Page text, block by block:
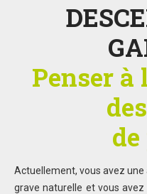
Penser à
Actuellement, vous avez
grave naturelle et vous